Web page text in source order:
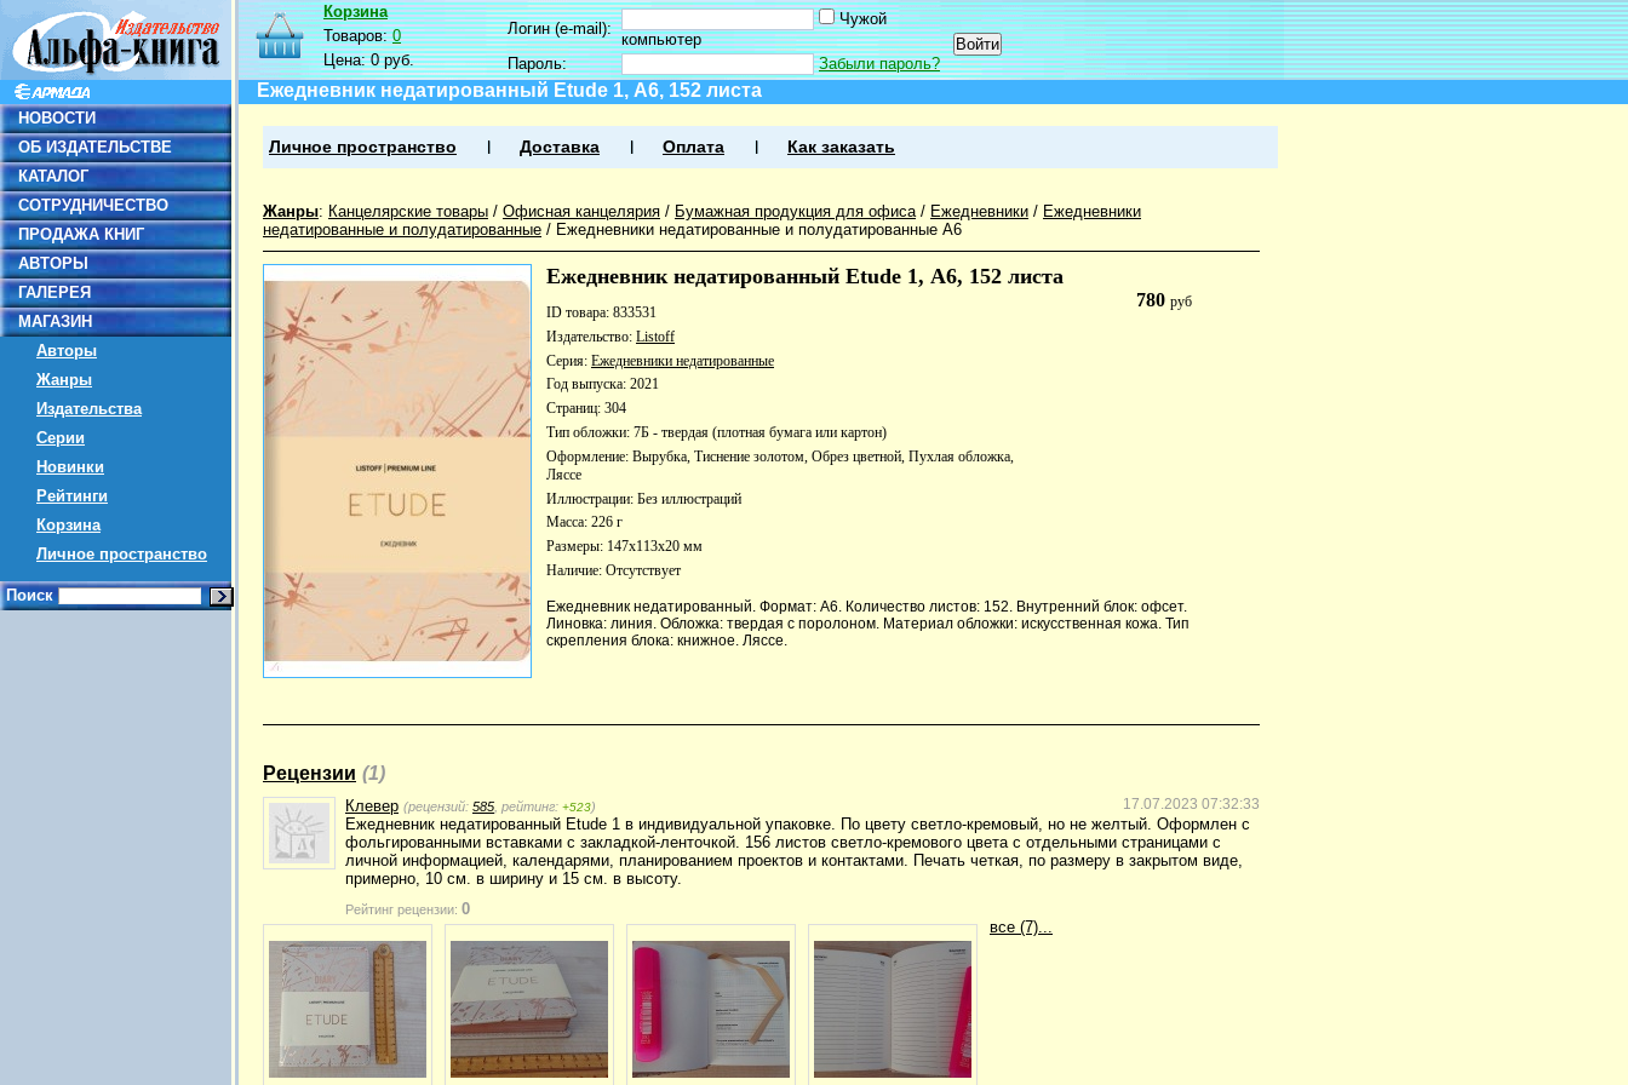
НОВОСТИ
ОБ ИЗДАТЕЛЬСТВЕ
КАТАЛОГ
СОТРУДНИЧЕСТВО
ПРОДАЖА КНИГ
АВТОРЫ
ГАЛЕРЕЯ
МАГАЗИН
Авторы
Жанры
Издательства
Серии
Новинки
Рейтинги
Корзина
Личное пространство
Поиск
Корзина
Товаров:0
Цена:0 руб.
Логин (e-mail):
Чужой
компьютер
Пароль:
Забыли пароль?
Ежедневник недатированный Etude 1, А6, 152 листа
Личное пространство Доставка Оплата Как заказать
Жанры: Канцелярские товары / Офисная канцелярия / Бумажная продукция для офиса/ Ежедневники / Ежедневники
недатированные и полудатированные / Ежедневники недатированные и полудатированные А6
Ежедневник недатированный Etude 1, А6, 152 листа
780руб
ID товара: 833531
Издательство: Listoff
Серия: Ежедневники недатированные
Год выпуска: 2021
Страниц: 304
Тип обложки: 7Б - твердая (плотная бумага или картон)
Оформление: Вырубка, Тиснение золотом, Обрез цветной, Пухлая обложка,
Ляссе
Иллюстрации: Без иллюстраций
Масса: 226 г
Размеры: 147x113x20 мм
Наличие: Отсутствует
Ежедневник недатированный. Формат: А6. Количество листов: 152. Внутренний блок: офсет.
Линовка: линия. Обложка: твердая с поролоном. Материал обложки: искусственная кожа. Тип
скрепления блока: книжное. Ляссе.
Рецензии (1)
17.07.2023 07:32:33
Клевер (рецензий: 585 , рейтинг: +523)
Ежедневник недатированный Etude 1 в индивидуальной упаковке. По цвету светло-кремовый, но не желтый. Оформлен с
фольгированными вставками с закладкой-ленточкой. 156 листов светло-кремового цвета с отдельными страницами с
личной информацией, календарями, планированием проектов и контактами. Печать четкая, по размеру в закрытом виде,
примерно, 10 см. в ширину и 15 см. в высоту.
Рейтинг рецензии: 0
все (7)...